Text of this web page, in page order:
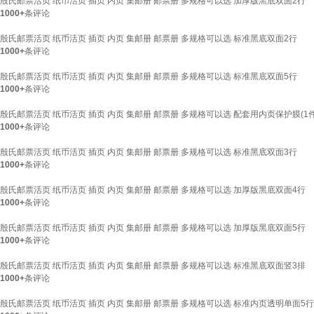
1000+条评论
殷氏邮票活页 纸币活页 插页 内页 集邮册 邮票册 多规格可以选 标准黑底双面2行
1000+条评论
殷氏邮票活页 纸币活页 插页 内页 集邮册 邮票册 多规格可以选 标准黑底双面5行
1000+条评论
殷氏邮票活页 纸币活页 插页 内页 集邮册 邮票册 多规格可以选 配套用内页保护膜(1
1000+条评论
殷氏邮票活页 纸币活页 插页 内页 集邮册 邮票册 多规格可以选 标准黑底双面3行
1000+条评论
殷氏邮票活页 纸币活页 插页 内页 集邮册 邮票册 多规格可以选 加厚版黑底双面4行
1000+条评论
殷氏邮票活页 纸币活页 插页 内页 集邮册 邮票册 多规格可以选 加厚版黑底双面5行
1000+条评论
殷氏邮票活页 纸币活页 插页 内页 集邮册 邮票册 多规格可以选 标准黑底双面竖3排
1000+条评论
殷氏邮票活页 纸币活页 插页 内页 集邮册 邮票册 多规格可以选 标准内页透明单面5行